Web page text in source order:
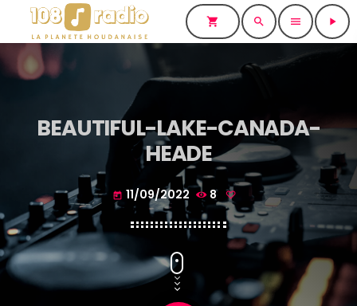
shopping_cart search menu play_arrow
BEAUTIFUL-LAKE-CANADA-
HEADE
today 11/09/2022 8